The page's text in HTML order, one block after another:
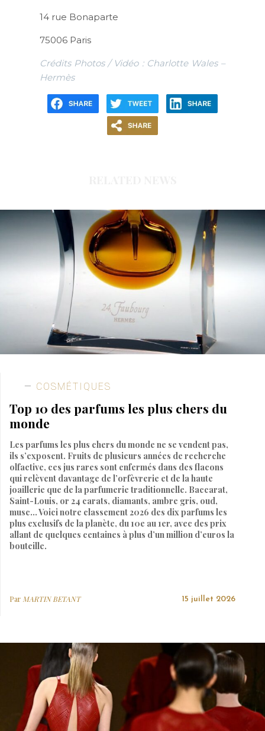
14 rue Bonaparte
75006 Paris
Crédits Photos / Vidéo : Charlotte Wales –
Hermès
COSMÉTIQUES
Top 10 des parfums les plus chers du
monde
Les parfums les plus chers du monde ne se vendent pas,
ils s’exposent. Fruits de plusieurs années de recherche
olfactive, ces jus rares sont enfermés dans des flacons
qui relèvent davantage de l’orfèvrerie et de la haute
joaillerie que de la parfumerie traditionnelle. Baccarat,
Saint-Louis, or 24 carats, diamants, ambre gris, oud,
musc… Voici notre classement 2026 des dix parfums les
plus exclusifs de la planète, du 10e au 1er, avec des prix
allant de quelques centaines à plus d’un million d’euros la
bouteille.
Par MARTIN BETANT 15 juillet 2026